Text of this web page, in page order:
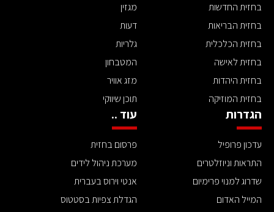
בחזית החדשות
בחזית הבריאות
בחזית הכלכלית
בחזית לאישה
בחזית היהדות
בחזית המוזיקה
מגזין
דעות
גלריות
המטבחון
מזג אוויר
תוכן שיווקי
הגדרות
עדכון פרופיל
התראות וניוזלטרים
שדרוג למנוי פרימיום
המייל האדום
עוד ..
פרסום בחזית
מערכת ניהול לידים
אנטי וירוס בעברית
הגדלת צפיות בסטטוס